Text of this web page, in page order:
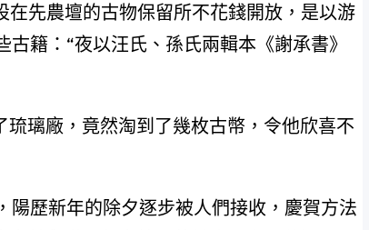
先農壇的古物保留所不花錢開放，是以游
籍：“夜以汪氏、孫氏兩輯本《謝承書》
璃廠，竟然淘到了幾枚古幣，令他欣喜不
歷新年的除夕逐步被人們接收，慶賀方法